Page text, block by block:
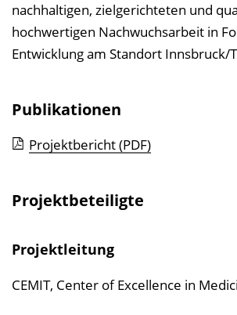
nachhaltigen, zielgerichteten und
hochwertigen Nachwuchsarbeit in
Entwicklung am Standort Innsbruck/
Publikationen
Projektbericht (PDF)
Projektbeteiligte
Projektleitung
CEMIT, Center of Excellence in